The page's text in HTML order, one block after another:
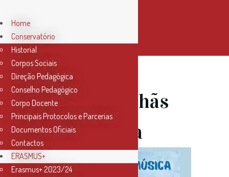
27 Abr
Manhãs
com Música
Home
Conservatório
Historial
Corpos Sociais
Direção Pedagógica
Conselho Pedagógico
Corpo Docente
Principais Protocolos e Parcerias
Documentos Oficiais
Contactos
ERASMUS+
Erasmus+ 2023/24